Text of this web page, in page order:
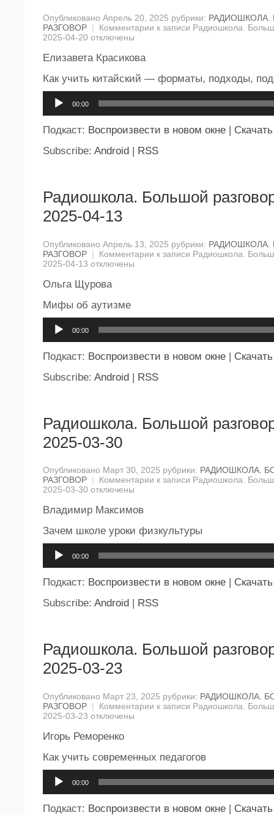
Опубликовано Апрель 20, 2025 рубрики:
РАЗГОВОР | Комментарии к записи Радиошкола.
2025-04-20 отключены
Елизавета Красикова
Как учить китайский — форматы, подходы,
00:00
Подкаст: Воспроизвести в новом окне | Скачать
Subscribe: Android | RSS
Радиошкола. Большой
2025-04-13
Опубликовано Апрель 13, 2025 рубрики:
РАЗГОВОР | Комментарии к записи Радиошкола.
2025-04-13 отключены
Ольга Щурова
Мифы об аутизме
00:00
Подкаст: Воспроизвести в новом окне | Скачать
Subscribe: Android | RSS
Радиошкола. Большой
2025-03-30
Опубликовано Март 30, 2025 рубрики: РАДИОШКОЛА.
РАЗГОВОР | Комментарии к записи Радиошкола.
2025-03-30 отключены
Владимир Максимов
Зачем школе уроки физкультуры
00:00
Подкаст: Воспроизвести в новом окне | Скачать
Subscribe: Android | RSS
Радиошкола. Большой
2025-03-23
Опубликовано Март 23, 2025 рубрики: РАДИОШКОЛА.
РАЗГОВОР | Комментарии к записи Радиошкола.
2025-03-23 отключены
Игорь Реморенко
Как учить современных педагогов
00:00
Подкаст: Воспроизвести в новом окне | Скачать